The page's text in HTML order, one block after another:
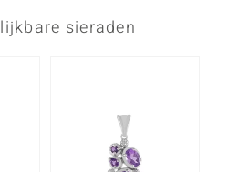
sieraden